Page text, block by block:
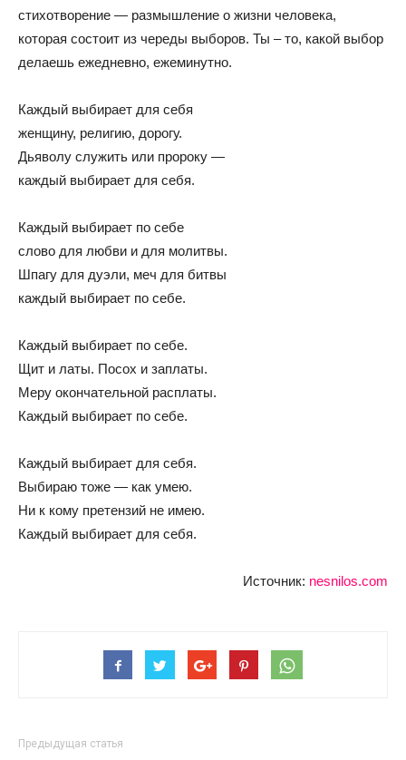
стихотворение — размышление о жизни человека,
которая состоит из череды выборов. Ты – то, какой выбор
делаешь ежедневно, ежеминутно.
Каждый выбирает для себя
женщину, религию, дорогу.
Дьяволу служить или пророку —
каждый выбирает для себя.
Каждый выбирает по себе
слово для любви и для молитвы.
Шпагу для дуэли, меч для битвы
каждый выбирает по себе.
Каждый выбирает по себе.
Щит и латы. Посох и заплаты.
Меру окончательной расплаты.
Каждый выбирает по себе.
Каждый выбирает для себя.
Выбираю тоже — как умею.
Ни к кому претензий не имею.
Каждый выбирает для себя.
Источник: nesnilos.com
Предыдущая статья